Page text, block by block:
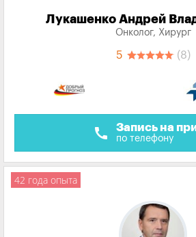
Лукашенко Андрей
Онколог, Хирург
5 (8)
call Запись на
по телефону
42 года опыта